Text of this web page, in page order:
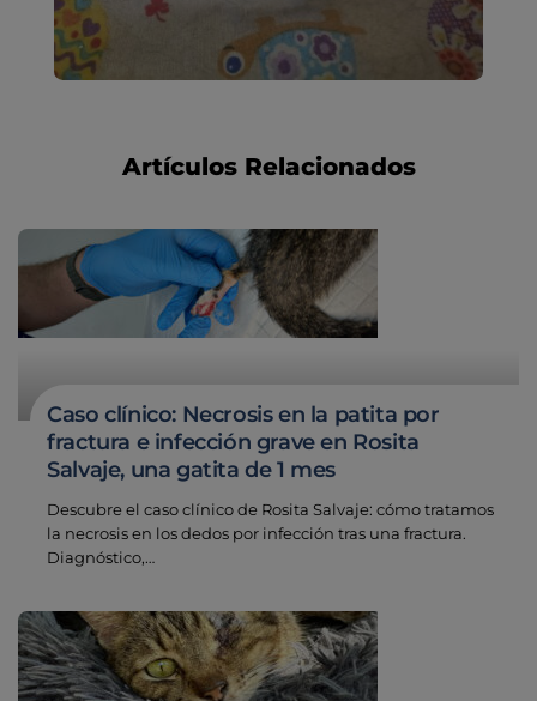
Laboratorio veterinario propio
Ecografía
Pruebas histológicas – microscopio
Desparasitación
Esterilización
Hospitalización
Cirugía
Revisión general y/o geriátrica
Todos los servicios
Odontología
Cardiología
Medicina felina
Animales Exóticos
Planes de salud para gatos
Todos los planes de salud
¿Quiénes somos?
Comité de expertos veterinarios
Artículos Relacionados
Caso clínico: Necrosis en la patita por
fractura e infección grave en Rosita
Salvaje, una gatita de 1 mes
Descubre el caso clínico de Rosita Salvaje: cómo tratamos
la necrosis en los dedos por infección tras una fractura.
Diagnóstico,…